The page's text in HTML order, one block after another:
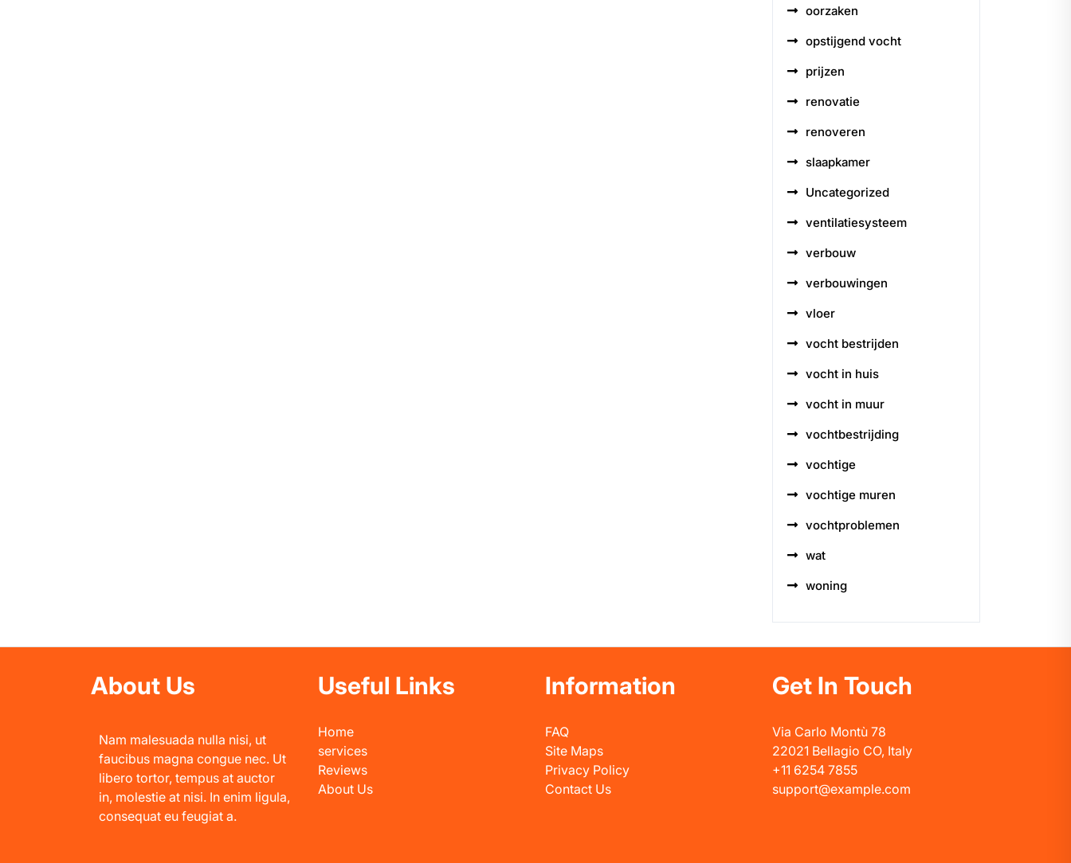
oorzaken
opstijgend vocht
prijzen
renovatie
renoveren
slaapkamer
Uncategorized
ventilatiesysteem
verbouw
verbouwingen
vloer
vocht bestrijden
vocht in huis
vocht in muur
vochtbestrijding
vochtige
vochtige muren
vochtproblemen
wat
woning
About Us
Nam malesuada nulla nisi, ut
faucibus magna congue nec. Ut
libero tortor, tempus at auctor
in, molestie at nisi. In enim ligula,
consequat eu feugiat a.
Useful Links
Home
services
Reviews
About Us
Information
FAQ
Site Maps
Privacy Policy
Contact Us
Get In Touch
Via Carlo Montù 78
22021 Bellagio CO, Italy
+11 6254 7855
support@example.com